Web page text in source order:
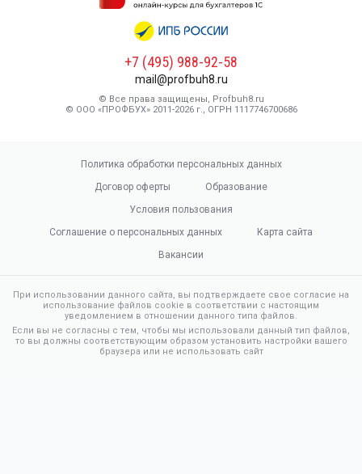
+7 (495) 988-92-58
mail@profbuh8.ru
© Все права защищены, Profbuh8.ru
© ООО «ПРОФБУХ» 2011-2026 г., ОГРН 1117746700686
Политика обработки персональных данных
Договор оферты
Образование
Условия пользования
Соглашение о персональных данных
Карта сайта
Вакансии
При использовании данного сайта, вы подтверждаете свое согласие на
использование файлов cookie в соответствии с настоящим
уведомлением в отношении данного типа файлов.
Если вы не согласны с тем, чтобы мы использовали данный тип файлов,
то вы должны соответствующим образом установить настройки вашего
браузера или не использовать сайт